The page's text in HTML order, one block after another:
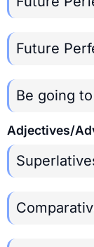
Future
Be going to
Adjectives/